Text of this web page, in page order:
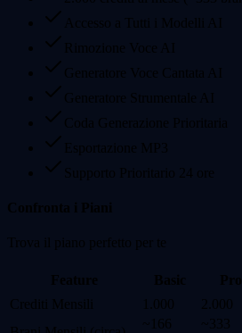
Accesso a Tutti i Modelli AI
Rimozione Voce AI
Generatore Voce Cantata AI
Generatore Strumentale AI
Coda Generazione Prioritaria
Esportazione MP3
Supporto Prioritario 24 ore
Confronta i Piani
Trova il piano perfetto per te
Feature Basic Pro
Crediti Mensili
1.000 2.000
~166
~333